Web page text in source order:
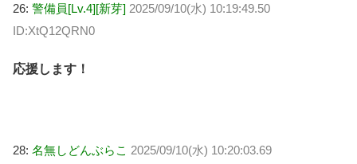
26: 警備員[Lv.4][新芽] 2025/09/10(水) 10:19:49.50
ID:XtQ12QRN0
応援します！
28: 名無しどんぶらこ 2025/09/10(水) 10:20:03.69